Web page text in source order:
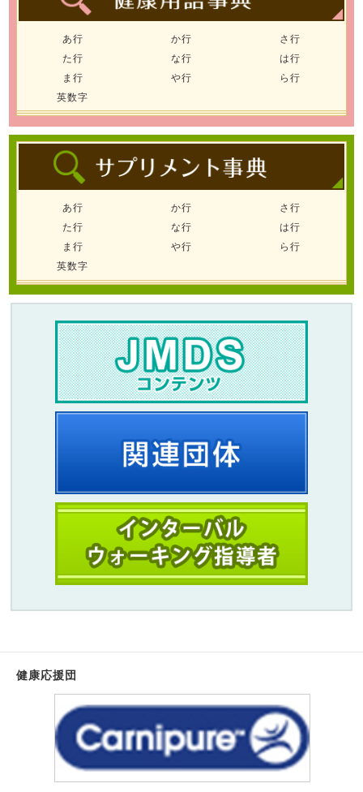
あ行 か行
さ行
た行
な行
は行
ま行
や行
ら行
英数字
あ行 か行
さ行
た行
な行
は行
ま行
や行
ら行
英数字
健康応援団